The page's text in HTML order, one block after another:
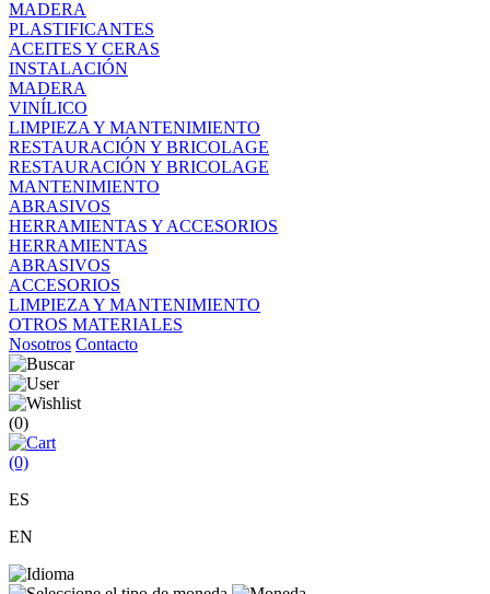
MADERA
PLASTIFICANTES
ACEITES Y CERAS
INSTALACIÓN
MADERA
VINÍLICO
LIMPIEZA Y MANTENIMIENTO
RESTAURACIÓN Y BRICOLAGE
RESTAURACIÓN Y BRICOLAGE
MANTENIMIENTO
ABRASIVOS
HERRAMIENTAS Y ACCESORIOS
HERRAMIENTAS
ABRASIVOS
ACCESORIOS
LIMPIEZA Y MANTENIMIENTO
OTROS MATERIALES
Nosotros Contacto
(0)
(0)
ES
EN